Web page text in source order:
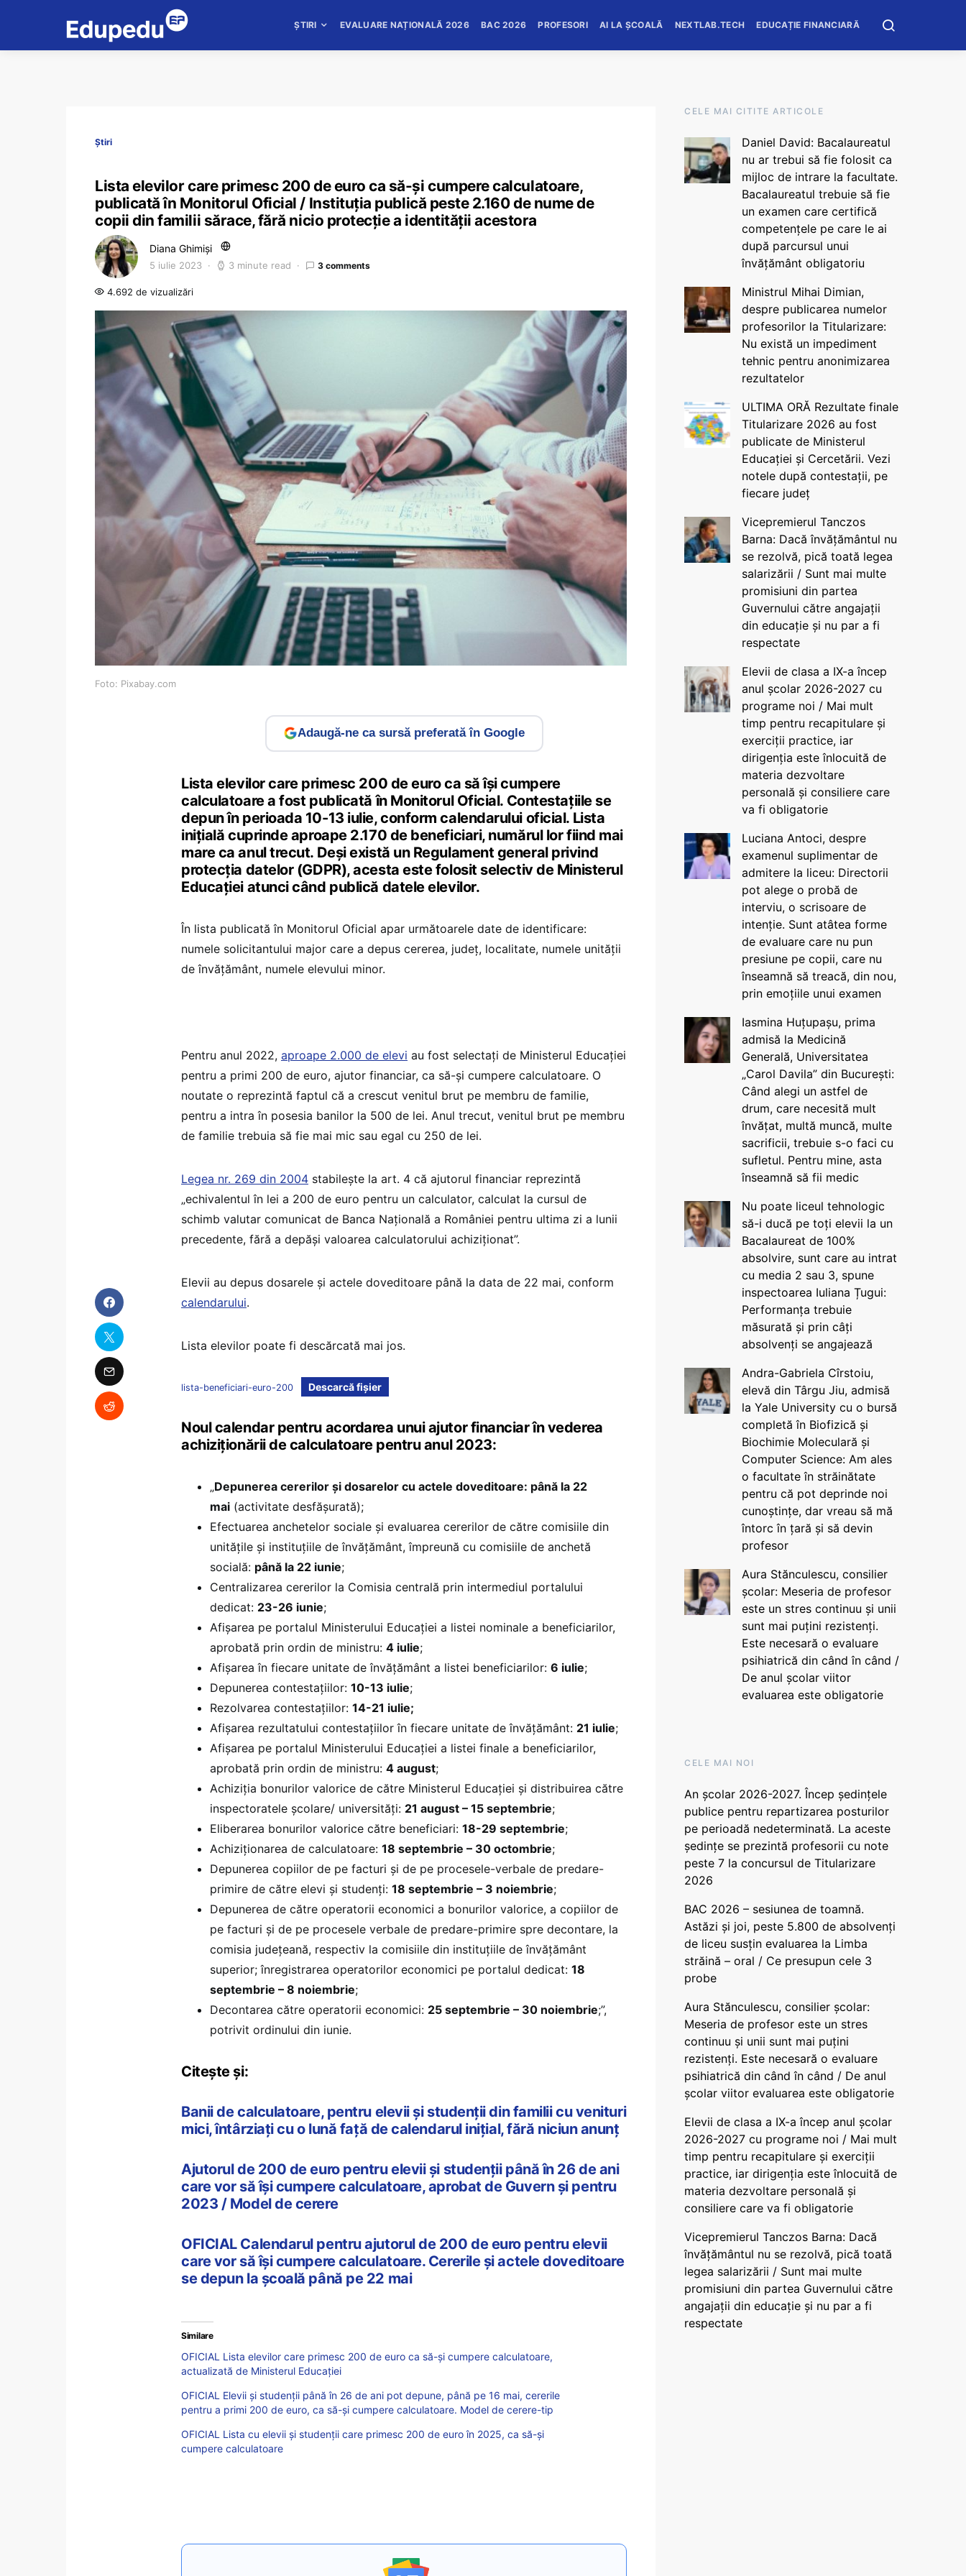
ȘTIRI EVALUARE NAȚIONALĂ 2026 BAC 2026 PROFESORI AI LA ȘCOALĂ NEXTLAB.TECH EDUCAȚIE FINANCIARĂ
Știri
Lista elevilor care primesc 200 de euro ca să-și cumpere calculatoare,
publicată în Monitorul Oficial / Instituția publică peste 2.160 de nume de
copii din familii sărace, fără nicio protecție a identității acestora
Diana Ghimiși
5 iulie 2023 3 minute read 3 comments
4.692 de vizualizări
Foto: Pixabay.com
Adaugă-ne ca sursă preferată în Google
Lista elevilor care primesc 200 de euro ca să își cumpere
calculatoare a fost publicată în Monitorul Oficial. Contestațiile se
depun în perioada 10-13 iulie, conform calendarului oficial. Lista
inițială cuprinde aproape 2.170 de beneficiari, numărul lor fiind mai
mare ca anul trecut. Deși există un Regulament general privind
protecția datelor (GDPR), acesta este folosit selectiv de Ministerul
Educației atunci când publică datele elevilor.
În lista publicată în Monitorul Oficial apar următoarele date de identificare:
numele solicitantului major care a depus cererea, județ, localitate, numele unității
de învățământ, numele elevului minor.
Pentru anul 2022, aproape 2.000 de elevi au fost selectați de Ministerul Educației
pentru a primi 200 de euro, ajutor financiar, ca să-și cumpere calculatoare. O
noutate o reprezintă faptul că a crescut venitul brut pe membru de familie,
pentru a intra în posesia banilor la 500 de lei. Anul trecut, venitul brut pe membru
de familie trebuia să fie mai mic sau egal cu 250 de lei.
Legea nr. 269 din 2004 stabilește la art. 4 că ajutorul financiar reprezintă
„echivalentul în lei a 200 de euro pentru un calculator, calculat la cursul de
schimb valutar comunicat de Banca Națională a României pentru ultima zi a lunii
precedente, fără a depăși valoarea calculatorului achiziționat”.
Elevii au depus dosarele și actele doveditoare până la data de 22 mai, conform
calendarului.
Lista elevilor poate fi descărcată mai jos.
lista-beneficiari-euro-200 Descarcă fișier
Noul calendar pentru acordarea unui ajutor financiar în vederea
achiziționării de calculatoare pentru anul 2023:
„Depunerea cererilor și dosarelor cu actele doveditoare: până la 22
mai (activitate desfășurată);
Efectuarea anchetelor sociale și evaluarea cererilor de către comisiile din
unitățile și instituțiile de învățământ, împreună cu comisiile de anchetă
socială: până la 22 iunie;
Centralizarea cererilor la Comisia centrală prin intermediul portalului
dedicat: 23-26 iunie;
Afișarea pe portalul Ministerului Educației a listei nominale a beneficiarilor,
aprobată prin ordin de ministru: 4 iulie;
Afișarea în fiecare unitate de învățământ a listei beneficiarilor: 6 iulie;
Depunerea contestațiilor: 10-13 iulie;
Rezolvarea contestațiilor: 14-21 iulie;
Afișarea rezultatului contestațiilor în fiecare unitate de învățământ: 21 iulie;
Afișarea pe portalul Ministerului Educației a listei finale a beneficiarilor,
aprobată prin ordin de ministru: 4 august;
Achiziția bonurilor valorice de către Ministerul Educației și distribuirea către
inspectoratele școlare/ universități: 21 august – 15 septembrie;
Eliberarea bonurilor valorice către beneficiari: 18-29 septembrie;
Achiziționarea de calculatoare: 18 septembrie – 30 octombrie;
Depunerea copiilor de pe facturi și de pe procesele-verbale de predare-
primire de către elevi și studenți: 18 septembrie – 3 noiembrie;
Depunerea de către operatorii economici a bonurilor valorice, a copiilor de
pe facturi și de pe procesele verbale de predare-primire spre decontare, la
comisia județeană, respectiv la comisiile din instituțiile de învățământ
superior; înregistrarea operatorilor economici pe portalul dedicat: 18
septembrie – 8 noiembrie;
Decontarea către operatorii economici: 25 septembrie – 30 noiembrie;”,
potrivit ordinului din iunie.
Citește și:
Banii de calculatoare, pentru elevii și studenții din familii cu venituri
mici, întârziați cu o lună față de calendarul inițial, fără niciun anunț
Ajutorul de 200 de euro pentru elevii și studenții până în 26 de ani
care vor să își cumpere calculatoare, aprobat de Guvern și pentru
2023 / Model de cerere
OFICIAL Calendarul pentru ajutorul de 200 de euro pentru elevii
care vor să își cumpere calculatoare. Cererile și actele doveditoare
se depun la școală până pe 22 mai
Similare
OFICIAL Lista elevilor care primesc 200 de euro ca să-și cumpere calculatoare,
actualizată de Ministerul Educației
OFICIAL Elevii și studenții până în 26 de ani pot depune, până pe 16 mai, cererile
pentru a primi 200 de euro, ca să-și cumpere calculatoare. Model de cerere-tip
OFICIAL Lista cu elevii și studenții care primesc 200 de euro în 2025, ca să-și
cumpere calculatoare
CELE MAI CITITE ARTICOLE
Daniel David: Bacalaureatul
nu ar trebui să fie folosit ca
mijloc de intrare la facultate.
Bacalaureatul trebuie să fie
un examen care certifică
competențele pe care le ai
după parcursul unui
învățământ obligatoriu
Ministrul Mihai Dimian,
despre publicarea numelor
profesorilor la Titularizare:
Nu există un impediment
tehnic pentru anonimizarea
rezultatelor
ULTIMA ORĂ Rezultate finale
Titularizare 2026 au fost
publicate de Ministerul
Educației și Cercetării. Vezi
notele după contestații, pe
fiecare județ
Vicepremierul Tanczos
Barna: Dacă învățământul nu
se rezolvă, pică toată legea
salarizării / Sunt mai multe
promisiuni din partea
Guvernului către angajații
din educație și nu par a fi
respectate
Elevii de clasa a IX-a încep
anul școlar 2026-2027 cu
programe noi / Mai mult
timp pentru recapitulare și
exerciții practice, iar
dirigenția este înlocuită de
materia dezvoltare
personală și consiliere care
va fi obligatorie
Luciana Antoci, despre
examenul suplimentar de
admitere la liceu: Directorii
pot alege o probă de
interviu, o scrisoare de
intenție. Sunt atâtea forme
de evaluare care nu pun
presiune pe copii, care nu
înseamnă să treacă, din nou,
prin emoțiile unui examen
Iasmina Huțupașu, prima
admisă la Medicină
Generală, Universitatea
„Carol Davila” din București:
Când alegi un astfel de
drum, care necesită mult
învățat, multă muncă, multe
sacrificii, trebuie s-o faci cu
sufletul. Pentru mine, asta
înseamnă să fii medic
Nu poate liceul tehnologic
să-i ducă pe toți elevii la un
Bacalaureat de 100%
absolvire, sunt care au intrat
cu media 2 sau 3, spune
inspectoarea Iuliana Țugui:
Performanța trebuie
măsurată și prin câți
absolvenți se angajează
Andra-Gabriela Cîrstoiu,
elevă din Târgu Jiu, admisă
la Yale University cu o bursă
completă în Biofizică și
Biochimie Moleculară și
Computer Science: Am ales
o facultate în străinătate
pentru că pot deprinde noi
cunoștințe, dar vreau să mă
întorc în țară și să devin
profesor
Aura Stănculescu, consilier
școlar: Meseria de profesor
este un stres continuu și unii
sunt mai puțini rezistenți.
Este necesară o evaluare
psihiatrică din când în când /
De anul școlar viitor
evaluarea este obligatorie
CELE MAI NOI
An școlar 2026-2027. Încep ședințele
publice pentru repartizarea posturilor
pe perioadă nedeterminată. La aceste
ședințe se prezintă profesorii cu note
peste 7 la concursul de Titularizare
2026
BAC 2026 – sesiunea de toamnă.
Astăzi și joi, peste 5.800 de absolvenți
de liceu susțin evaluarea la Limba
străină – oral / Ce presupun cele 3
probe
Aura Stănculescu, consilier școlar:
Meseria de profesor este un stres
continuu și unii sunt mai puțini
rezistenți. Este necesară o evaluare
psihiatrică din când în când / De anul
școlar viitor evaluarea este obligatorie
Elevii de clasa a IX-a încep anul școlar
2026-2027 cu programe noi / Mai mult
timp pentru recapitulare și exerciții
practice, iar dirigenția este înlocuită de
materia dezvoltare personală și
consiliere care va fi obligatorie
Vicepremierul Tanczos Barna: Dacă
învățământul nu se rezolvă, pică toată
legea salarizării / Sunt mai multe
promisiuni din partea Guvernului către
angajații din educație și nu par a fi
respectate